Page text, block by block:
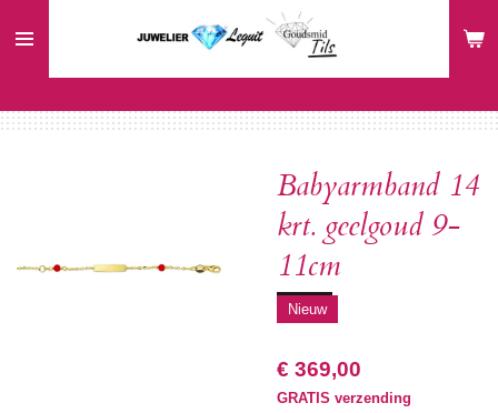
direct
hoofdinhoud
Babyarmband 14
krt. geelgoud 9-
11cm
Nieuw
€ 369,00
GRATIS verzending